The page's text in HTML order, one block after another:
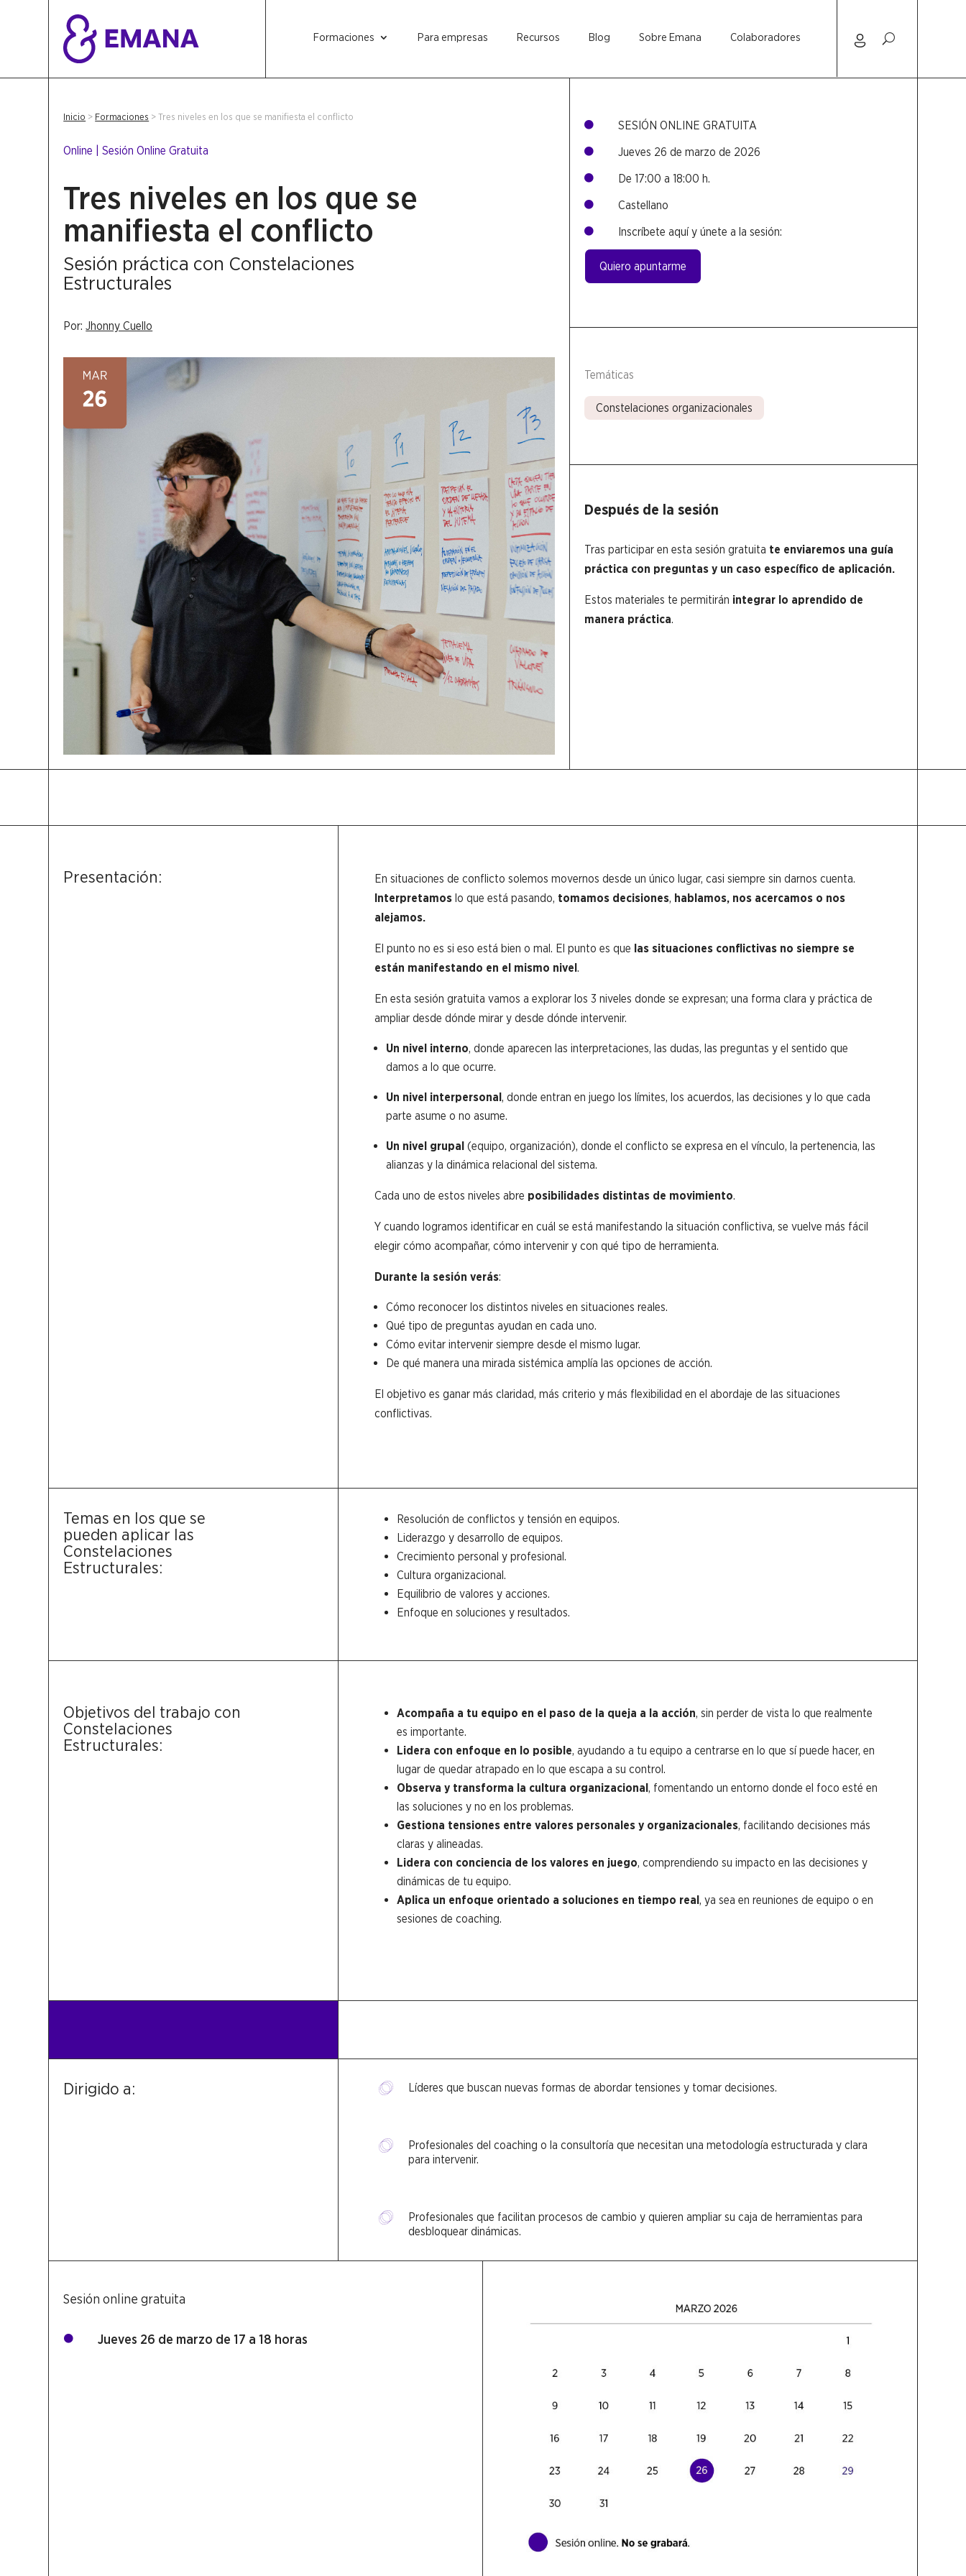
Formaciones Para empresas Recursos Blog Sobre Emana Colaboradores
Inicio > Formaciones >Tres niveles en los que se manifiesta el conflicto
Online |Sesión Online Gratuita
Tres niveles en los que se
manifiesta el conflicto
Sesión práctica con Constelaciones
Estructurales
Por:Jhonny Cuello
 SESIÓN ONLINE GRATUITA
 Jueves 26 de marzo de 2026
 De 17:00 a 18:00 h.
 Castellano
 Inscríbete aquí y únete a la sesión:
Quiero apuntarme
Temáticas
Constelaciones organizacionales
Después de la sesión
Tras participar en esta sesión gratuita te enviaremos una guía
práctica con preguntas y un caso específico de aplicación.
Estos materiales te permitirán integrar lo aprendido de
manera práctica.
Presentación:
En situaciones de conflicto solemos movernos desde un único lugar, casi siempre sin darnos cuenta.
Interpretamoslo que está pasando, tomamos decisiones, hablamos, nos acercamos o nos
alejamos.
El punto no es si eso está bien o mal. El punto es que las situaciones conflictivas no siempre se
están manifestando en el mismo nivel.
En esta sesión gratuita vamos a explorar los 3 niveles donde se expresan; una forma clara y práctica de
ampliar desde dónde mirar y desde dónde intervenir.
Un nivel interno, donde aparecen las interpretaciones, las dudas, las preguntas y el sentido que
damos a lo que ocurre.
Un nivel interpersonal, donde entran en juego los límites, los acuerdos, las decisiones y lo que cada
parte asume o no asume.
Un nivel grupal(equipo, organización), donde el conflicto se expresa en el vínculo, la pertenencia, las
alianzas y la dinámica relacional del sistema.
Cada uno de estos niveles abre posibilidades distintas de movimiento.
Y cuando logramos identificar en cuál se está manifestando la situación conflictiva, se vuelve más fácil
elegir cómo acompañar, cómo intervenir y con qué tipo de herramienta.
Durante la sesión verás:
Cómo reconocer los distintos niveles en situaciones reales.
Qué tipo de preguntas ayudan en cada uno.
Cómo evitar intervenir siempre desde el mismo lugar.
De qué manera una mirada sistémica amplía las opciones de acción.
El objetivo es ganar más claridad, más criterio y más flexibilidad en el abordaje de las situaciones
conflictivas.
Temas en los que se
pueden aplicar las
Constelaciones
Estructurales:
Resolución de conflictos y tensión en equipos.
Liderazgo y desarrollo de equipos.
Crecimiento personal y profesional.
Cultura organizacional.
Equilibrio de valores y acciones.
Enfoque en soluciones y resultados.
Objetivos del trabajo con
Constelaciones
Estructurales:
Acompaña a tu equipo en el paso de la queja a la acción, sin perder de vista lo que realmente
es importante.
Lidera con enfoque en lo posible, ayudando a tu equipo a centrarse en lo que sí puede hacer, en
lugar de quedar atrapado en lo que escapa a su control.
Observa y transforma la cultura organizacional, fomentando un entorno donde el foco esté en
las soluciones y no en los problemas.
Gestiona tensiones entre valores personales y organizacionales, facilitando decisiones más
claras y alineadas.
Lidera con conciencia de los valores en juego, comprendiendo su impacto en las decisiones y
dinámicas de tu equipo.
Aplica un enfoque orientado a soluciones en tiempo real, ya sea en reuniones de equipo o en
sesiones de coaching.
Dirigido a: Líderes que buscan nuevas formas de abordar tensiones y tomar decisiones.
Profesionales del coaching o la consultoría que necesitan una metodología estructurada y clara
para intervenir.
Profesionales que facilitan procesos de cambio y quieren ampliar su caja de herramientas para
desbloquear dinámicas.
Sesión online gratuita
 Jueves 26 de marzo de 17 a 18 horas